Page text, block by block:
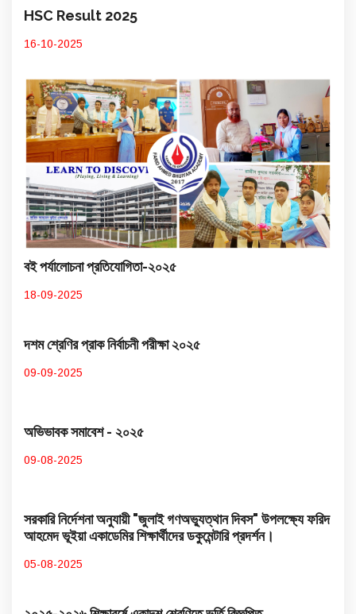
HSC Result 2025
16-10-2025
বই পর্যালোচনা প্রতিযোগিতা-২০২৫
18-09-2025
দশম শ্রেণির প্রাক নির্বাচনী পরীক্ষা ২০২৫
09-09-2025
অভিভাবক সমাবেশ - ২০২৫
09-08-2025
সরকারি নির্দেশনা অনুযায়ী "জুলাই গণঅভ্যুত্থান দিবস" উপলক্ষ্যে ফরিদ
আহমেদ ভূইয়া একাডেমির শিক্ষার্থীদের ডকুমেন্টারি প্রদর্শন।
05-08-2025